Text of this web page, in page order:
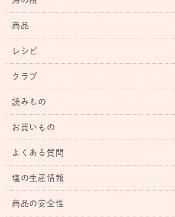
商品
レシピ
クラブ
読みもの
お買いもの
よくある質問
塩の生産情報
商品の安全性